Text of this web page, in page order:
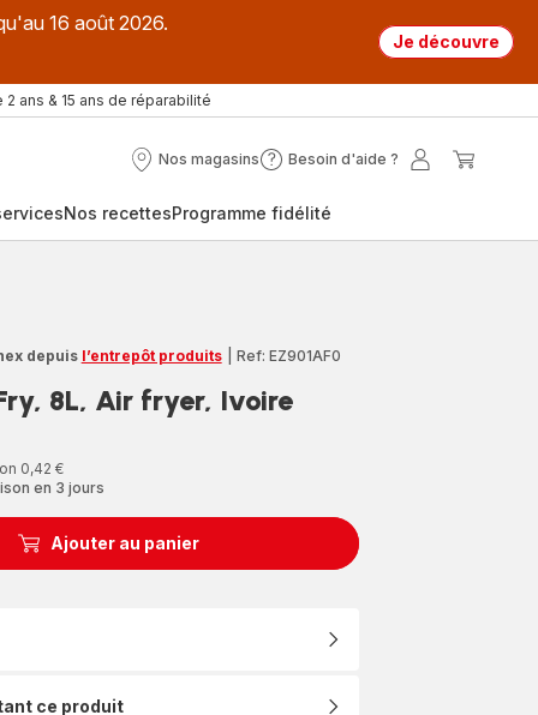
16 août 2026.
Je découvre
2 ans & 15 ans de réparabilité
Nos magasins
Nos
Besoin d'aide ?
Besoin
?
Mon
Nos recettesProgramme fidélité
depuis l’entrepôt produits Ref: EZ901AF0
8L, Air fryer, Ivoire
0,42 €
en 3 jours
Ajouter au panier
ce produit